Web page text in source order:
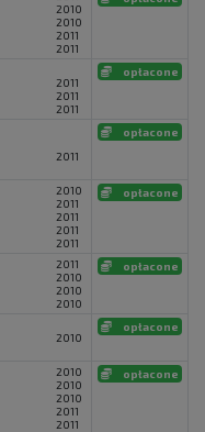
2010
2010
2011
2011
2011
2011
2011
opłacone
2011
opłacone
2010
2011
2011
2011
2011
opłacone
2011
2010
2010
2010
opłacone
2010
opłacone
2010
2010
2010
2011
2011
opłacone